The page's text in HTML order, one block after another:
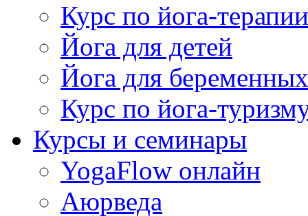
Курс по йога-терапии
Йога для детей
Йога для беременных
Курс по йога-
Курсы и семинары
YogaFlow онлайн
Аюрведа